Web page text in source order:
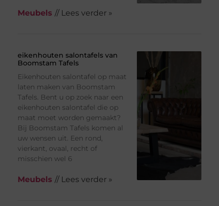
Meubels // Lees verder »
eikenhouten salontafels van
Boomstam Tafels
Eikenhouten salontafel op maat
laten maken van Boomstam
Tafels. Bent u op zoek naar een
eikenhouten salontafel die op
maat moet worden gemaakt?
Bij Boomstam Tafels komen al
uw wensen uit. Een rond,
vierkant, ovaal, recht of
misschien wel 6
Meubels // Lees verder »